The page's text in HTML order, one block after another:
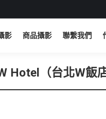
影 商品攝影 聯繫我們
Hotel（台北W飯